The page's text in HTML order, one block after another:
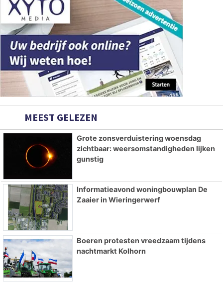
MEEST GELEZEN
Grote zonsverduistering woensdag
zichtbaar: weersomstandigheden lijken
gunstig
Informatieavond woningbouwplan De
Zaaier in Wieringerwerf
Boeren protesten vreedzaam tijdens
nachtmarkt Kolhorn